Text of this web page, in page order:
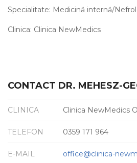
Specialitate: Medicină internă/
Clinica: Clinica NewMedics
CONTACT DR. MEHESZ-
CLINICA Clinica NewMedics
TELEFON 0359 171 964
E-MAIL office@clinica-